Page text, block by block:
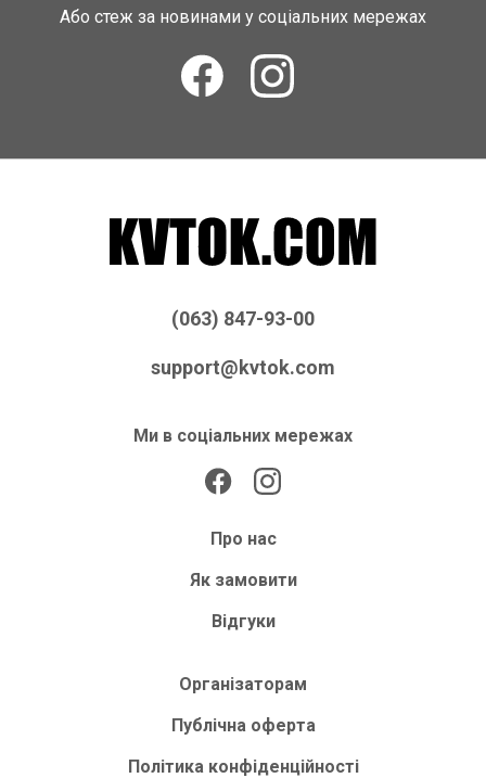
Або стеж за новинами у соціальних мережах
(063) 847-93-00
support@kvtok.com
Ми в соціальних мережах
Про нас
Як замовити
Відгуки
Організаторам
Публічна оферта
Політика конфіденційності